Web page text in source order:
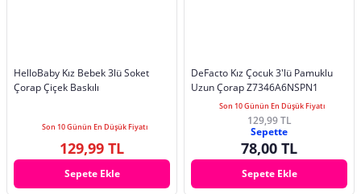
HelloBaby Kız Bebek 3lü Soket
Çorap Çiçek Baskılı
Son 10 Günün En Düşük Fiyatı
129,99 TL
Sepete Ekle
DeFacto Kız Çocuk 3'lü Pamuklu
Uzun Çorap Z7346A6NSPN1
Son 10 Günün En Düşük Fiyatı
129,99 TL
Sepette
78,00 TL
Sepete Ekle